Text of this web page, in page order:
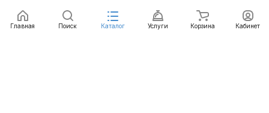
Главная Поиск Каталог Услуги Корзина Кабинет